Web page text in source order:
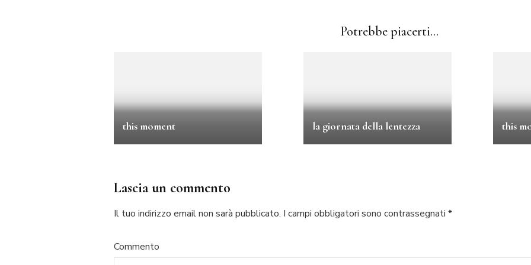
Potrebbe piacerti...
this moment la giornata della lentezza this
Lascia un commento
Il tuo indirizzo email non sarà pubblicato. I campi obbligatori sono contrassegnati *
Commento